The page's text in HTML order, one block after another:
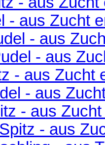
- aus Zucht
- aus
- aus
- aus Zucht
- aus
- aus
- aus